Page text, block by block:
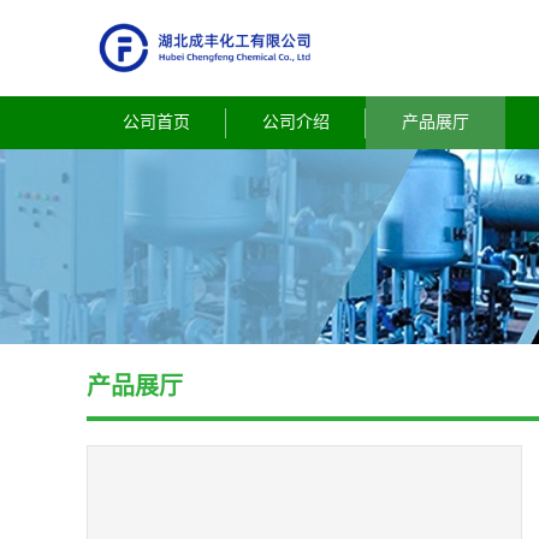
公司首页 公司介绍 产品展厅
产品展厅